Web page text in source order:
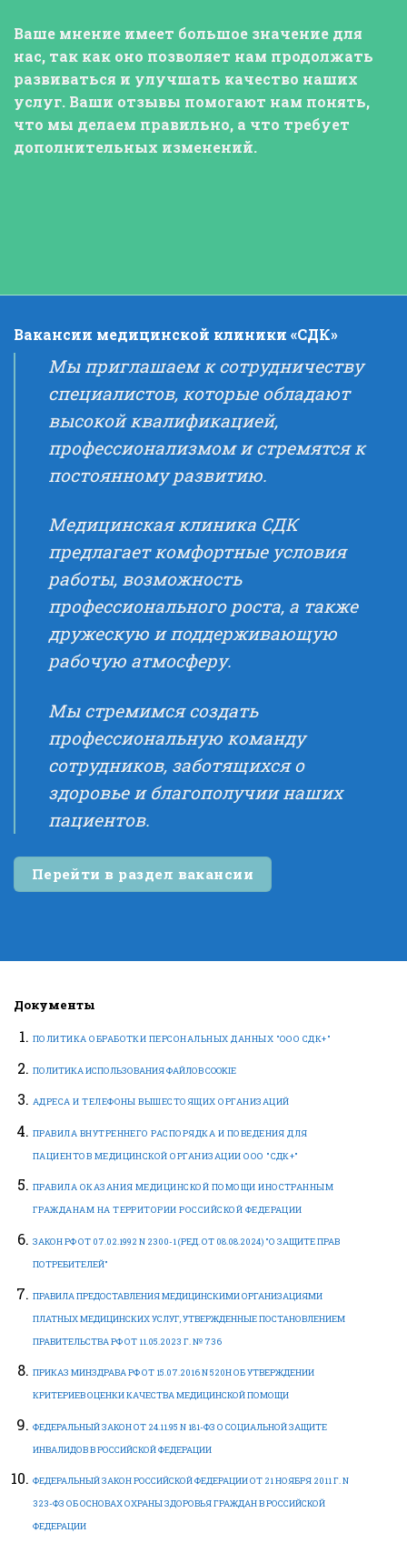
Ваше мнение имеет большое значение для
нас, так как оно позволяет нам продолжать
развиваться и улучшать качество наших
услуг. Ваши отзывы помогают нам понять,
что мы делаем правильно, а что требует
дополнительных изменений.
Вакансии медицинской клиники «СДК»
Мы приглашаем к сотрудничеству
специалистов, которые обладают
высокой квалификацией,
профессионализмом и стремятся к
постоянному развитию.
Медицинская клиника СДК
предлагает комфортные условия
работы, возможность
профессионального роста, а также
дружескую и поддерживающую
рабочую атмосферу.
Мы стремимся создать
профессиональную команду
сотрудников, заботящихся о
здоровье и благополучии наших
пациентов.
Перейти в раздел вакансии
Документы
ПОЛИТИКА ОБРАБОТКИ ПЕРСОНАЛЬНЫХ ДАННЫХ "ООО СДК+"
ПОЛИТИКА ИСПОЛЬЗОВАНИЯ ФАЙЛОВ COOKIE
АДРЕСА И ТЕЛЕФОНЫ ВЫШЕСТОЯЩИХ ОРГАНИЗАЦИЙ
ПРАВИЛА ВНУТРЕННЕГО РАСПОРЯДКА И ПОВЕДЕНИЯ ДЛЯ
ПАЦИЕНТОВ МЕДИЦИНСКОЙ ОРГАНИЗАЦИИ ООО "СДК+"
ПРАВИЛА ОКАЗАНИЯ МЕДИЦИНСКОЙ ПОМОЩИ ИНОСТРАННЫМ
ГРАЖДАНАМ НА ТЕРРИТОРИИ РОССИЙСКОЙ ФЕДЕРАЦИИ
ЗАКОН РФ ОТ 07.02.1992 N 2300-1 (РЕД. ОТ 08.08.2024) "О ЗАЩИТЕ ПРАВ
ПОТРЕБИТЕЛЕЙ"
ПРАВИЛА ПРЕДОСТАВЛЕНИЯ МЕДИЦИНСКИМИ ОРГАНИЗАЦИЯМИ
ПЛАТНЫХ МЕДИЦИНСКИХ УСЛУГ, УТВЕРЖДЕННЫЕ ПОСТАНОВЛЕНИЕМ
ПРАВИТЕЛЬСТВА РФ ОТ 11.05.2023 Г. № 736
ПРИКАЗ МИНЗДРАВА РФ ОТ 15.07.2016 N 520Н ОБ УТВЕРЖДЕНИИ
КРИТЕРИЕВ ОЦЕНКИ КАЧЕСТВА МЕДИЦИНСКОЙ ПОМОЩИ
ФЕДЕРАЛЬНЫЙ ЗАКОН ОТ 24.11.95 N 181-ФЗ О СОЦИАЛЬНОЙ ЗАЩИТЕ
ИНВАЛИДОВ В РОССИЙСКОЙ ФЕДЕРАЦИИ
ФЕДЕРАЛЬНЫЙ ЗАКОН РОССИЙСКОЙ ФЕДЕРАЦИИ ОТ 21 НОЯБРЯ 2011 Г. N
323-ФЗ ОБ ОСНОВАХ ОХРАНЫ ЗДОРОВЬЯ ГРАЖДАН В РОССИЙСКОЙ
ФЕДЕРАЦИИ